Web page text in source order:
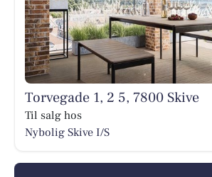
Torvegade 1, 2 5, 7800 Skive
Til salg hos
Nybolig Skive I/S